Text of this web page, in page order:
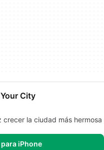
City
crecer la ciudad más hermosa
iPhone